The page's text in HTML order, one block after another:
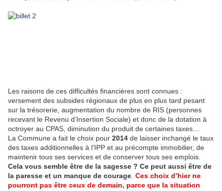
Les raisons de ces difficultés financières sont connues :
versement des subsides régionaux de plus en plus tard pesant
sur la trésorerie, augmentation du nombre de RIS (personnes
recevant le Revenu d’Insertion Sociale) et donc de la dotation à
octroyer au CPAS, diminution du produit de certaines taxes…
La Commune a fait le choix pour 2014 de laisser inchangé le taux
des taxes additionnelles à l’IPP et au précompte immobilier, de
maintenir tous ses services et de conserver tous ses emplois.
Cela vous semble être de la sagesse ? Ce peut aussi être de
la paresse et un manque de courage Ces choix d’hier ne
pourront pas être ceux de demain, parce que la situation